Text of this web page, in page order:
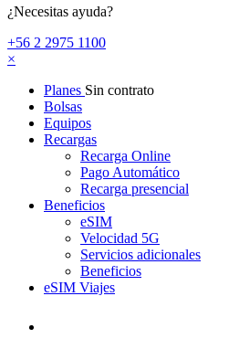
¿Necesitas ayuda?
+56 2 2975 1100
×
Planes Sin contrato
Bolsas
Equipos
Recargas
Recarga Online
Pago Automático
Recarga presencial
Beneficios
eSIM
Velocidad 5G
Servicios adicionales
Beneficios
eSIM Viajes